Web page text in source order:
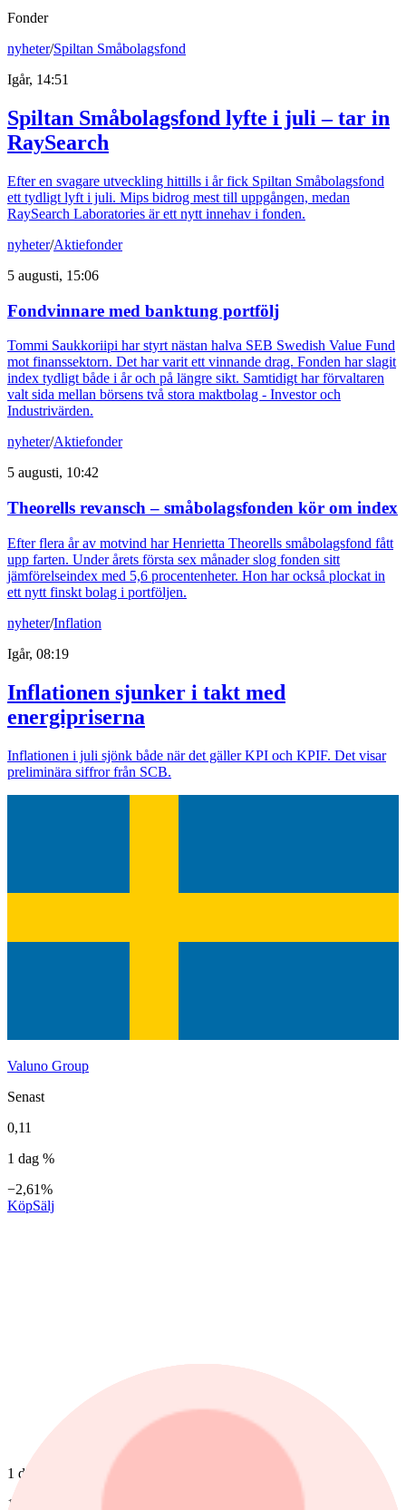
Fonder
nyheter/Spiltan Småbolagsfond
Igår, 14:51
Spiltan Småbolagsfond lyfte i juli – tar in
RaySearch
Efter en svagare utveckling hittills i år fick Spiltan Småbolagsfond
ett tydligt lyft i juli. Mips bidrog mest till uppgången, medan
RaySearch Laboratories är ett nytt innehav i fonden.
nyheter/Aktiefonder
5 augusti, 15:06
Fondvinnare med banktung portfölj
Tommi Saukkoriipi har styrt nästan halva SEB Swedish Value Fund
mot finanssektorn. Det har varit ett vinnande drag. Fonden har slagit
index tydligt både i år och på längre sikt. Samtidigt har förvaltaren
valt sida mellan börsens två stora maktbolag - Investor och
Industrivärden.
nyheter/Aktiefonder
5 augusti, 10:42
Theorells revansch – småbolagsfonden kör om index
Efter flera år av motvind har Henrietta Theorells småbolagsfond fått
upp farten. Under årets första sex månader slog fonden sitt
jämförelseindex med 5,6 procentenheter. Hon har också plockat in
ett nytt finskt bolag i portföljen.
nyheter/Inflation
Igår, 08:19
Inflationen sjunker i takt med
energipriserna
Inflationen i juli sjönk både när det gäller KPI och KPIF. Det visar
preliminära siffror från SCB.
Valuno Group
Senast
0,11
1 dag %
−2,61%
KöpSälj
1 dag
1 mån